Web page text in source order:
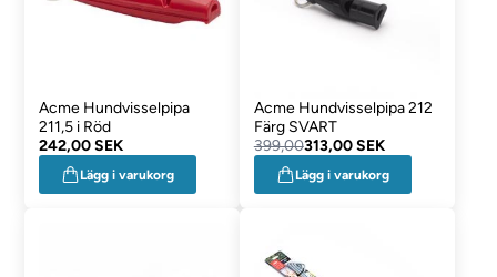
Acme Hundvisselpipa
211,5 i Röd
242,00 SEK
Lägg i varukorg
Acme Hundvisselpipa 212
Färg SVART
399,00313,00 SEK
Lägg i varukorg